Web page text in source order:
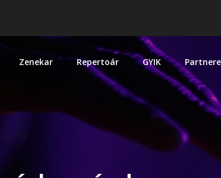
Zenekar Repertoár GYIK